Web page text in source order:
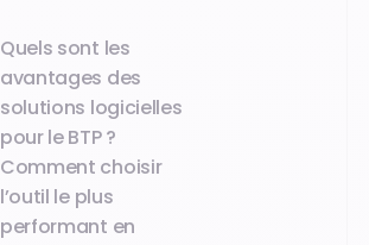
Quels sont les
avantages des
solutions logicielles
pour le BTP ?
Comment choisir
l’outil le plus
performant en